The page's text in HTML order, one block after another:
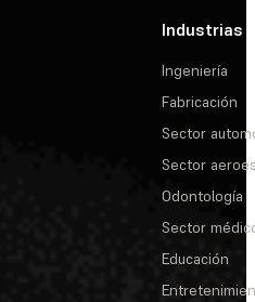
Industrias
Ingeniería
Fabricación
Sector
Sector
Odontología
Sector
Educación